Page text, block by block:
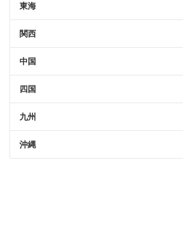
東海
関西
中国
四国
九州
沖縄